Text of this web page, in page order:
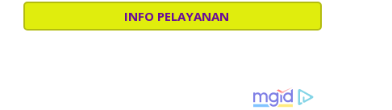
INFO PELAYANAN